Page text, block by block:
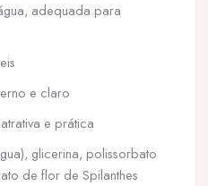
adequada para
e claro
e prática
glicerina, polissorbato
de flor de Spilanthes